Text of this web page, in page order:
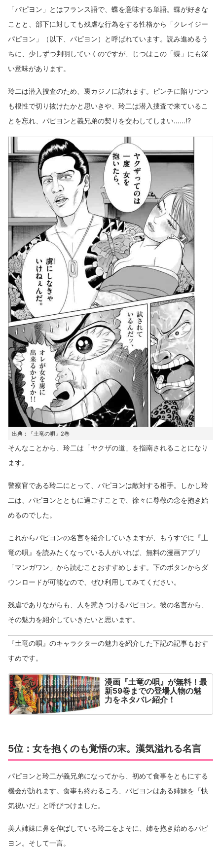
「パピヨン」とはフランス語で、蝶を意味する単語。蝶が好きな
ことと、部下に対しても残虐な行為をする性格から「クレイジー
パピヨン」（以下、パピヨン）と呼ばれています。読み進めるう
ちに、少しずつ判明していくのですが、じつはこの「蝶」にも深
い意味があります。
玲二は潜入捜査のため、裏カジノに訪れます。ピンチに陥りつつ
も根性で切り抜けたかと思いきや、玲二は潜入捜査で来ているこ
とを忘れ、パピヨンと義兄弟の契りを交わしてしまい……!?
出典：『土竜の唄』2巻
そんなことから、玲二は「ヤクザの道」を指南されることになり
ます。
警察官である玲二にとって、パピヨンは敵対する相手。しかし玲
二は、パピヨンとともに過ごすことで、徐々に尊敬の念を抱き始
めるのでした。
これからパピヨンの名言を紹介していきますが、もうすでに『土
竜の唄』を読みたくなっている人がいれば、無料の漫画アプリ
「マンガワン」から読むことおすすめします。下のボタンからダ
ウンロードが可能なので、ぜひ利用してみてください。
残虐でありながらも、人を惹きつけるパピヨン。彼の名言から、
その魅力を紹介していきたいと思います。
『土竜の唄』のキャラクターの魅力を紹介した下記の記事もおす
すめです。
漫画『土竜の唄』が無料！最
新59巻までの登場人物の魅
力をネタバレ紹介！
5位：女を抱くのも覚悟の末。漢気溢れる名言
パピヨンと玲二が義兄弟になってから、初めて食事をともにする
機会が訪れます。食事も終わるころ、パピヨンはある姉妹を「快
気祝いだ」と呼びつけました。
美人姉妹に鼻を伸ばしている玲二をよそに、姉を抱き始めるパピ
ヨン。そして一言。